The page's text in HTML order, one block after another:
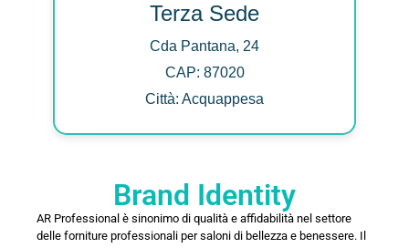
Terza Sede
Cda Pantana, 24
CAP: 87020
Città: Acquappesa
Brand Identity
AR Professional è sinonimo di qualità e affidabilità nel settore
delle forniture professionali per saloni di bellezza e benessere. Il